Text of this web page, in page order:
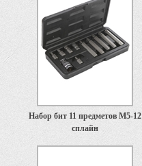
Набор бит 11 предметов М5-12
сплайн